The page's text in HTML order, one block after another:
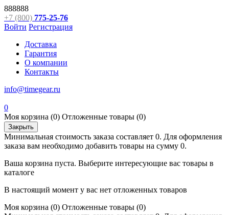
888888
+7 (800) 775-25-76
Войти Регистрация
Доставка
Гарантия
О компании
Контакты
info@timegear.ru
0
Моя корзина (0) Отложенные товары (0)
Закрыть
Минимальная стоимость заказа составляет 0. Для оформления
заказа вам необходимо добавить товары на сумму 0.
Ваша корзина пуста. Выберите интересующие вас товары в
каталоге
В настоящий момент у вас нет отложенных товаров
Моя корзина (0) Отложенные товары (0)